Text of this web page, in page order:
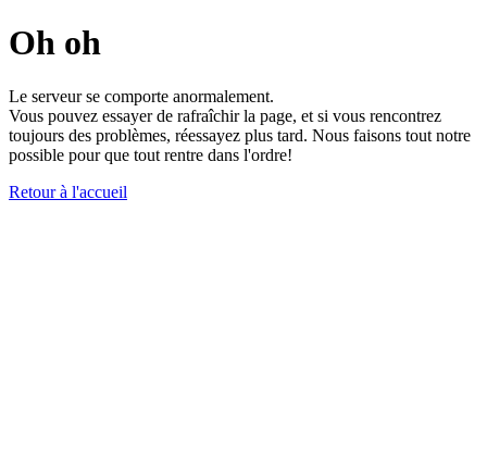
Oh oh
Le serveur se comporte anormalement.
Vous pouvez essayer de rafraîchir la page, et si vous rencontrez
toujours des problèmes, réessayez plus tard. Nous faisons tout notre
possible pour que tout rentre dans l'ordre!
Retour à l'accueil